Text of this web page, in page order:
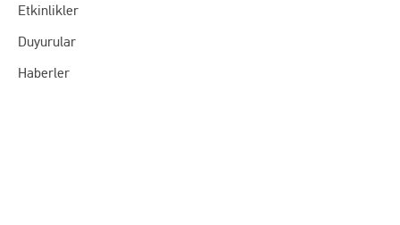
Etkinlikler
Duyurular
Haberler